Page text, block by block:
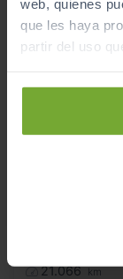
web, quienes
que les haya
partir del uso
21.066 km